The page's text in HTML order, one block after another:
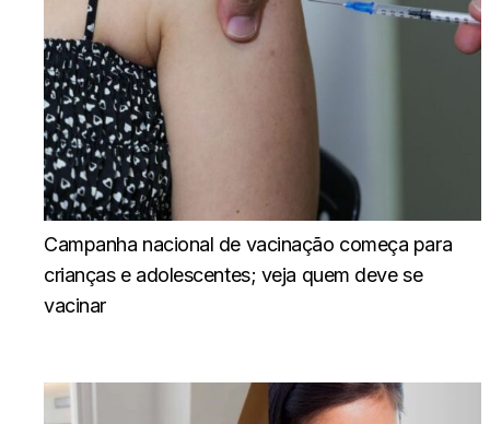
Campanha nacional de vacinação começa para
crianças e adolescentes; veja quem deve se
vacinar